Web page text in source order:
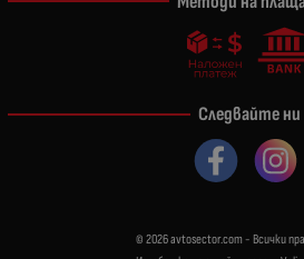
Следвайте ни
© 2026avtosector.com - Всички